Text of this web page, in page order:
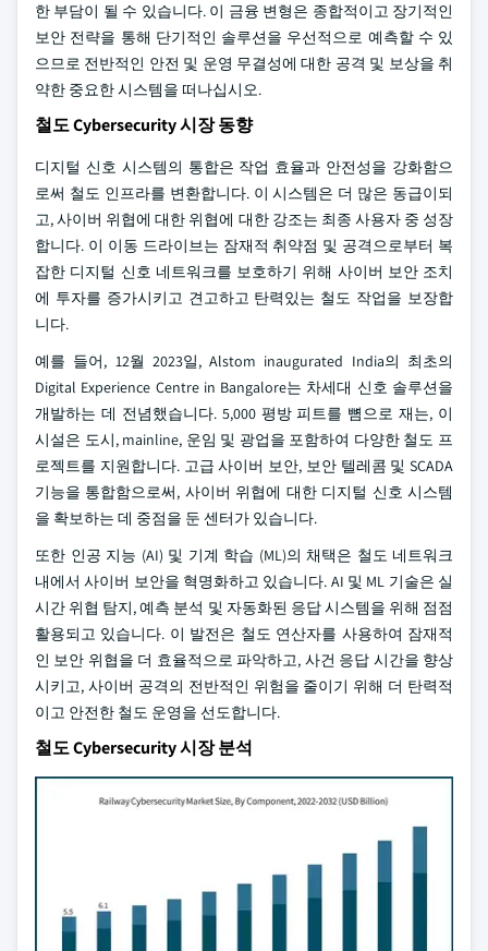
한 부담이 될 수 있습니다. 이 금융 변형은 종합적이고 장기적인
보안 전략을 통해 단기적인 솔루션을 우선적으로 예측할 수 있
으므로 전반적인 안전 및 운영 무결성에 대한 공격 및 보상을 취
약한 중요한 시스템을 떠나십시오.
철도 Cybersecurity 시장 동향
디지털 신호 시스템의 통합은 작업 효율과 안전성을 강화함으
로써 철도 인프라를 변환합니다. 이 시스템은 더 많은 동급이되
고, 사이버 위협에 대한 위협에 대한 강조는 최종 사용자 중 성장
합니다. 이 이동 드라이브는 잠재적 취약점 및 공격으로부터 복
잡한 디지털 신호 네트워크를 보호하기 위해 사이버 보안 조치
에 투자를 증가시키고 견고하고 탄력있는 철도 작업을 보장합
니다.
예를 들어, 12월 2023일, Alstom inaugurated India의 최초의
Digital Experience Centre in Bangalore는 차세대 신호 솔루션을
개발하는 데 전념했습니다. 5,000 평방 피트를 뼘으로 재는, 이
시설은 도시, mainline, 운임 및 광업을 포함하여 다양한 철도 프
로젝트를 지원합니다. 고급 사이버 보안, 보안 텔레콤 및 SCADA
기능을 통합함으로써, 사이버 위협에 대한 디지털 신호 시스템
을 확보하는 데 중점을 둔 센터가 있습니다.
또한 인공 지능 (AI) 및 기계 학습 (ML)의 채택은 철도 네트워크
내에서 사이버 보안을 혁명화하고 있습니다. AI 및 ML 기술은 실
시간 위협 탐지, 예측 분석 및 자동화된 응답 시스템을 위해 점점
활용되고 있습니다. 이 발전은 철도 연산자를 사용하여 잠재적
인 보안 위협을 더 효율적으로 파악하고, 사건 응답 시간을 향상
시키고, 사이버 공격의 전반적인 위험을 줄이기 위해 더 탄력적
이고 안전한 철도 운영을 선도합니다.
철도 Cybersecurity 시장 분석